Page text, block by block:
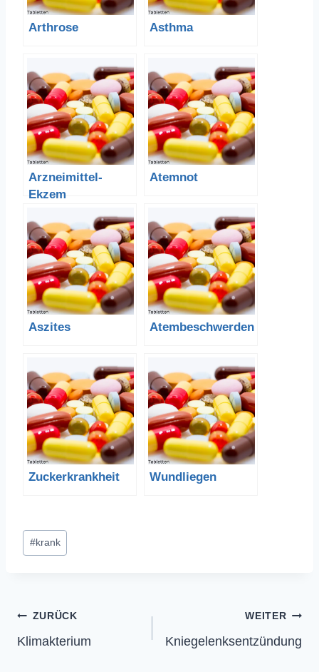
Arthrose Asthma
Arzneimittel-
Ekzem
Atemnot
Aszites Atembeschwerden
Zuckerkrankheit Wundliegen
Schlagworte:
#krank
Beitragsnavigation
ZURÜCK
Klimakterium
WEITER
Kniegelenksentzündung